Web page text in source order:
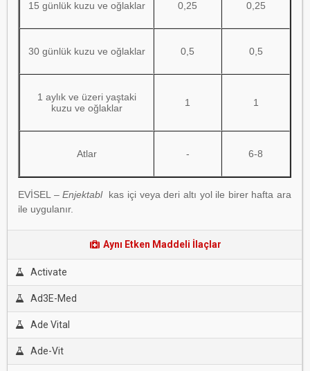
15 günlük kuzu ve oğlaklar 0,25 0,25
30 günlük kuzu ve oğlaklar 0,5 0,5
1 aylık ve üzeri yaştaki
kuzu ve oğlaklar
1 1
Atlar - 6-8
EVİSEL –Enjektabl kas içi veya deri altı yol ile birer hafta ara
ile uygulanır.
Aynı Etken Maddeli İlaçlar
Activate
Ad3E-Med
Ade Vital
Ade-Vit